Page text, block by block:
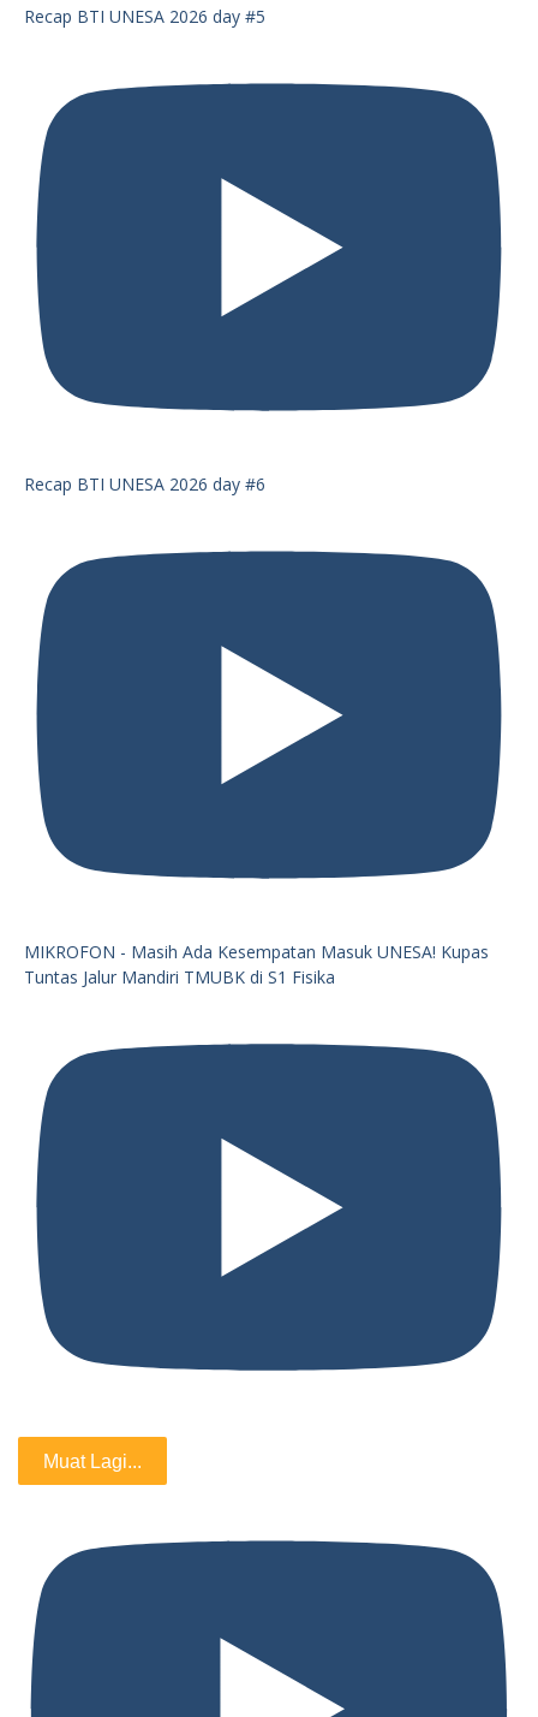
Recap BTI UNESA 2026 day #5
Recap BTI UNESA 2026 day #6
MIKROFON - Masih Ada Kesempatan Masuk UNESA! Kupas
Tuntas Jalur Mandiri TMUBK di S1 Fisika
Muat Lagi...